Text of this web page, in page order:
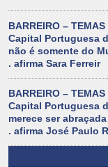
BARREIRO –
Capital Portuguesa
não é somente do
. afirma Sara Ferreir
BARREIRO –
Capital Portuguesa
merece ser abraçada
. afirma José Paulo